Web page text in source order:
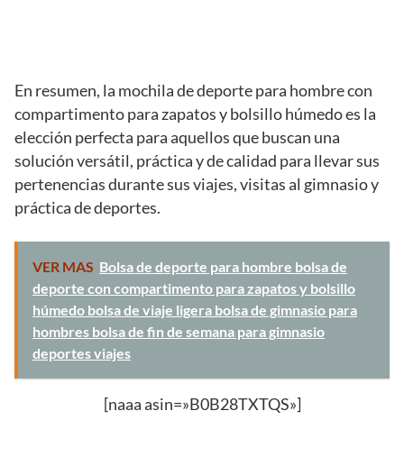
En resumen, la mochila de deporte para hombre con
compartimento para zapatos y bolsillo húmedo es la
elección perfecta para aquellos que buscan una
solución versátil, práctica y de calidad para llevar sus
pertenencias durante sus viajes, visitas al gimnasio y
práctica de deportes.
VER MAS Bolsa de deporte para hombre bolsa de
deporte con compartimento para zapatos y bolsillo
húmedo bolsa de viaje ligera bolsa de gimnasio para
hombres bolsa de fin de semana para gimnasio
deportes viajes
[naaa asin=»B0B28TXTQS»]